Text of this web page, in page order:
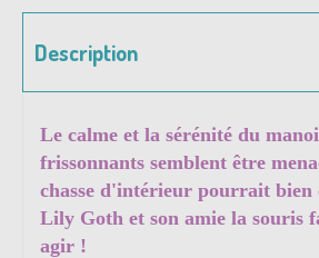
Description
Le calme et la sérénité du
frissonnants semblent être
chasse d'intérieur pourrait bien
Lily Goth et son amie la souris
agir !